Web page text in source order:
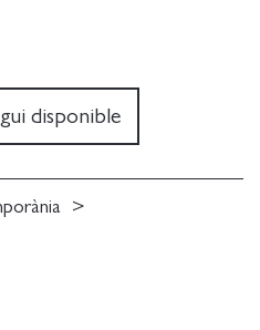
disponible